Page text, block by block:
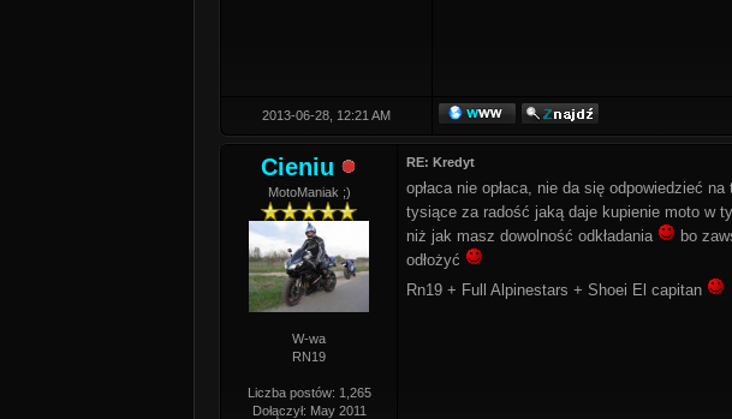
2013-06-28, 12:21 AM
Cieniu
MotoManiak ;)
W-wa
RN19
Liczba postów: 1,265
Dołączył: May 2011
RE: Kredyt
opłaca nie opłaca, nie da się odpowiedzieć
tysiące za radość jaką daje kupienie moto w
niż jak masz dowolność odkładania
bo
odłożyć
Rn19 + Full Alpinestars + Shoei El capitan